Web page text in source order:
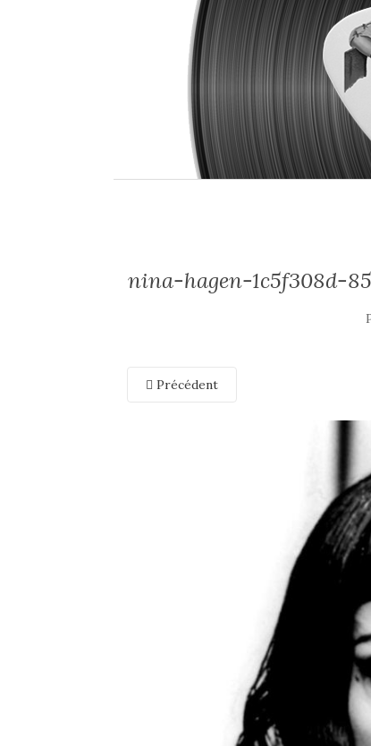
nina-hagen-1c5f308d-
Précédent